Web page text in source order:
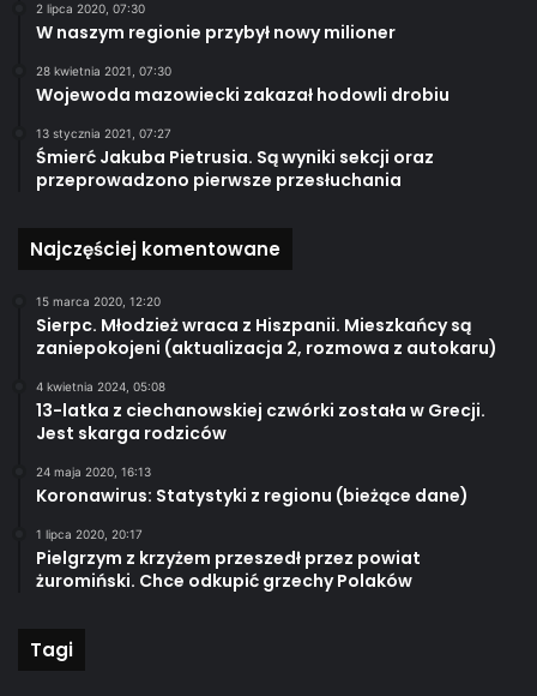
2 lipca 2020, 07:30
W naszym regionie przybył nowy milioner
28 kwietnia 2021, 07:30
Wojewoda mazowiecki zakazał hodowli drobiu
13 stycznia 2021, 07:27
Śmierć Jakuba Pietrusia. Są wyniki sekcji oraz
przeprowadzono pierwsze przesłuchania
Najczęściej komentowane
15 marca 2020, 12:20
Sierpc. Młodzież wraca z Hiszpanii. Mieszkańcy są
zaniepokojeni (aktualizacja 2, rozmowa z autokaru)
4 kwietnia 2024, 05:08
13-latka z ciechanowskiej czwórki została w Grecji.
Jest skarga rodziców
24 maja 2020, 16:13
Koronawirus: Statystyki z regionu (bieżące dane)
1 lipca 2020, 20:17
Pielgrzym z krzyżem przeszedł przez powiat
żuromiński. Chce odkupić grzechy Polaków
Tagi